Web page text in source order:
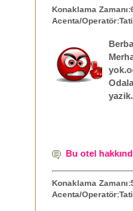
Konaklama
Acenta/
yazik.
Bu otel
Konaklama
Acenta/